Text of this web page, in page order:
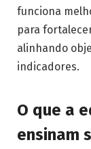
funciona
para
alinhando
indicadores.
O que a
ensinam